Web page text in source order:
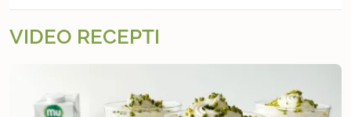
VIDEO RECEPTI